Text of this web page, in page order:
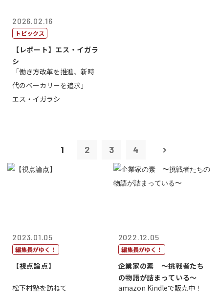
2026.02.16
トピックス
【レポート】エス・イガラ
シ
「働き方改革を推進、新時
代のベーカリーを追求」
エス・イガラシ
1 2 3 4
2023.01.05
編集長がゆく！
【視点論点】
松下村塾を訪ねて
2022.12.05
編集長がゆく！
企業家の素 〜挑戦者たち
の物語が詰まっている〜
amazon Kindleで販売中！